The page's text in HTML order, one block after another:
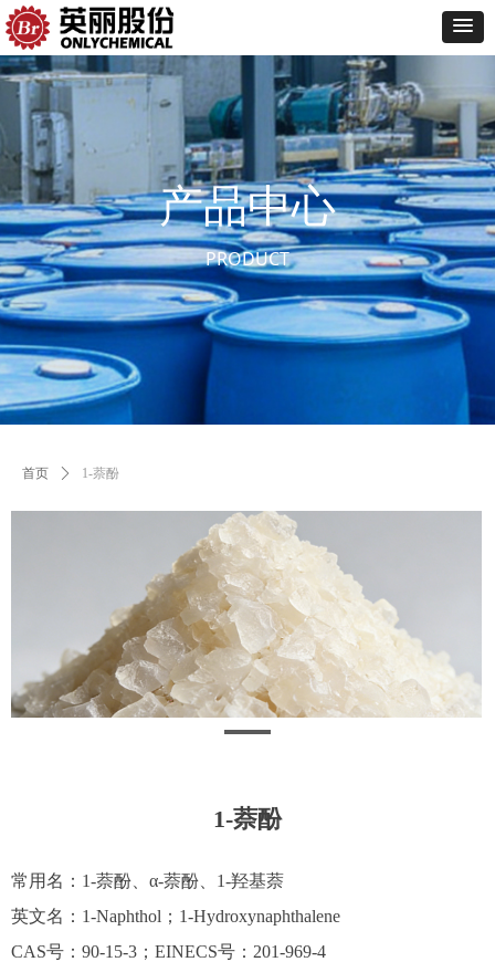
首页 ꄲ 1-萘酚
1-萘酚
常用名：1-萘酚、α-萘酚、1-羟基萘
英文名：1-Naphthol；1-Hydroxynaphthalene
CAS号：90-15-3；EINECS号：201-969-4
产品中心
PRODUCT